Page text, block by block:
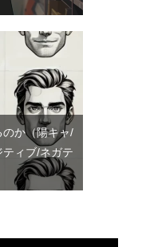
か（陽キャ/
ィブ/ネガテ